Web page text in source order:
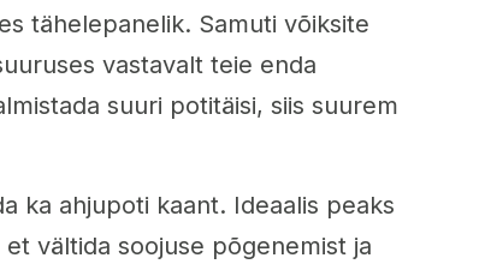
tähelepanelik. Samuti võiksite
vastavalt teie enda
suuri potitäisi, siis suurem
ka ahjupoti kaant. Ideaalis peaks
vältida soojuse põgenemist ja